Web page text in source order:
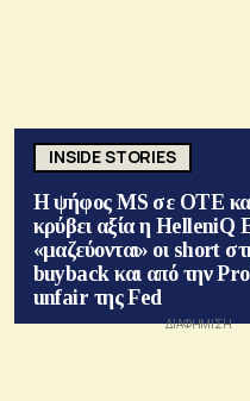
INSIDE STORIES
Η ψήφος MS σε ΟΤΕ
κρύβει αξία η HelleniQ
«μαζεύονται» οι short
buyback και από την
unfair της Fed